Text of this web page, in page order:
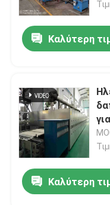
Καλύτερη
Καλύτερη